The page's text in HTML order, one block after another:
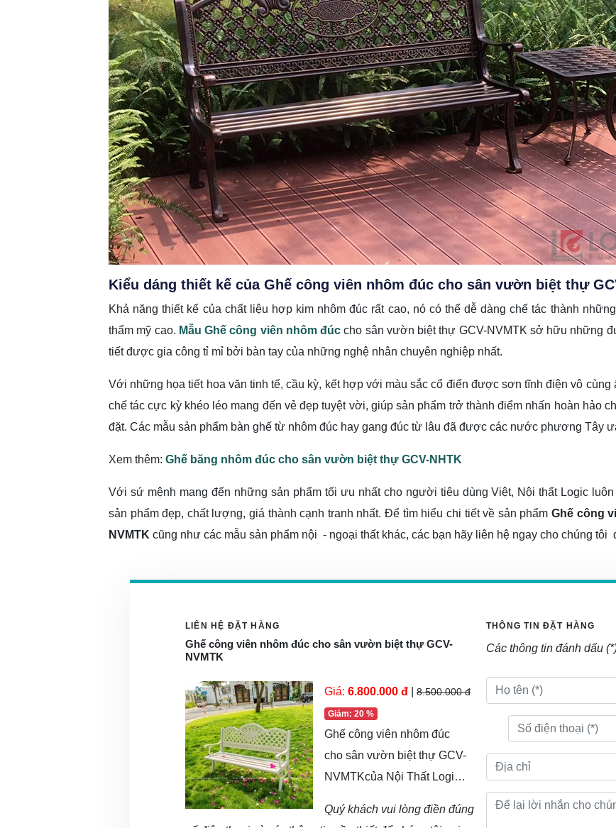
Kiểu dáng thiết kế của Ghế công viên nhôm đúc cho sân vườn biệt thự
Khả năng thiết kế của chất liệu hợp kim nhôm đúc rất cao, nó có thể dễ dàng chế tác thành
thẩm mỹ cao. Mẫu Ghế công viên nhôm đúc cho sân vườn biệt thự GCV-NVMTK sở hữu những
tiết được gia công tỉ mỉ bởi bàn tay của những nghệ nhân chuyên nghiệp nhất.
Với những họa tiết hoa văn tinh tế, cầu kỳ, kết hợp với màu sắc cổ điển được sơn tĩnh điện vô
chế tác cực kỳ khéo léo mang đến vẻ đẹp tuyệt vời, giúp sản phẩm trở thành điểm nhấn hoàn hảo
đặt. Các mẫu sản phẩm bàn ghế từ nhôm đúc hay gang đúc từ lâu đã được các nước phương Tây
Xem thêm: Ghế băng nhôm đúc cho sân vườn biệt thự GCV-NHTK
Với sứ mệnh mang đến những sản phẩm tối ưu nhất cho người tiêu dùng Việt, Nội thất Logic
sản phẩm đẹp, chất lượng, giá thành cạnh tranh nhất. Để tìm hiểu chi tiết về sản phẩm Ghế công
NVMTK cũng như các mẫu sản phẩm nội - ngoại thất khác, các bạn hãy liên hệ ngay cho chúng
LIÊN HỆ ĐẶT HÀNG
Ghế công viên nhôm đúc cho sân vườn biệt thự GCV-
NVMTK
Giá: 6.800.000 đ 8.500.000 đ
Giảm: 20 %
Ghế công viên nhôm đúc
cho sân vườn biệt thự GCV-
NVMTKcủa Nội Thất Logic
chiếc với thiết kế độc đáo,
Quý khách vui lòng điền đúng
THÔNG TIN ĐẶT HÀNG
Các thông tin đánh dấu